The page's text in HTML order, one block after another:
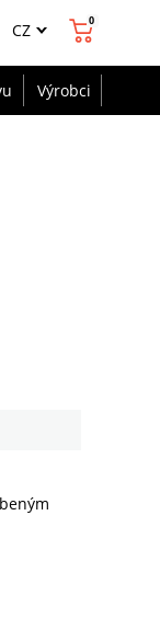
CZ 0
Výrobci